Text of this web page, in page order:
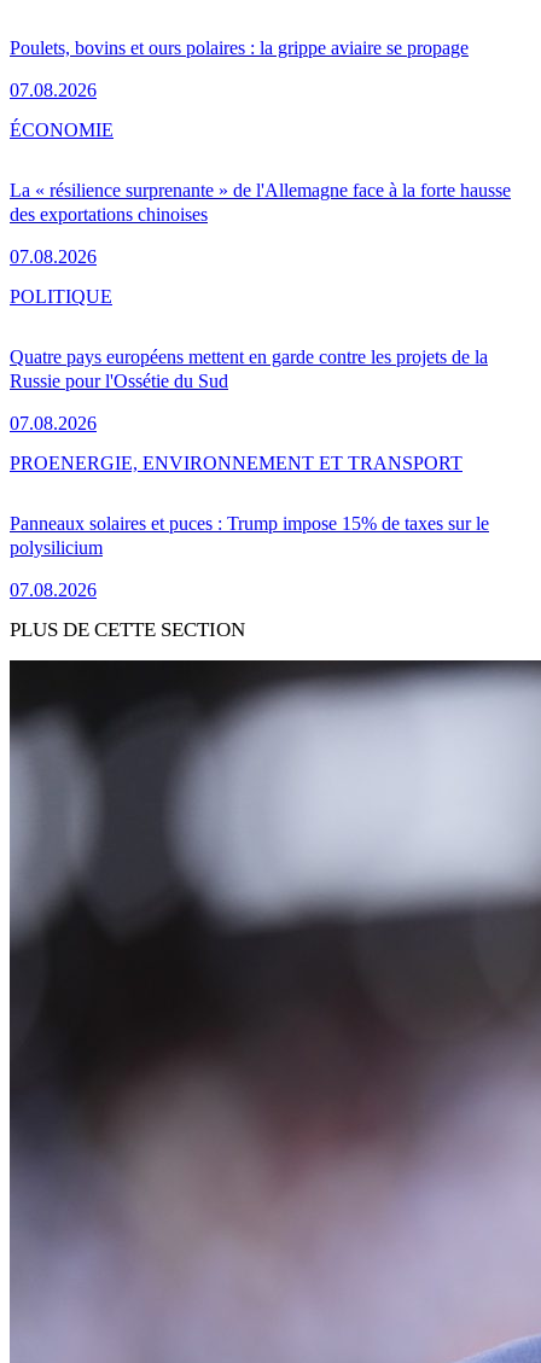
Poulets, bovins et ours polaires : la grippe aviaire se propage
07.08.2026
La « résilience surprenante » de l'Allemagne face à la forte hausse
des exportations chinoises
07.08.2026
ÉCONOMIE
Quatre pays européens mettent en garde contre les projets de la
Russie pour l'Ossétie du Sud
07.08.2026
POLITIQUE
Panneaux solaires et puces : Trump impose 15% de taxes sur le
polysilicium
07.08.2026
PROENERGIE, ENVIRONNEMENT ET TRANSPORT
PLUS DE CETTE SECTION